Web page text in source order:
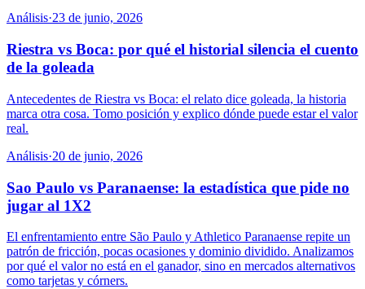
Análisis·23 de junio, 2026
Riestra vs Boca: por qué el historial silencia el cuento
de la goleada
Antecedentes de Riestra vs Boca: el relato dice goleada, la historia
marca otra cosa. Tomo posición y explico dónde puede estar el valor
real.
Análisis·20 de junio, 2026
Sao Paulo vs Paranaense: la estadística que pide no
jugar al 1X2
El enfrentamiento entre São Paulo y Athletico Paranaense repite un
patrón de fricción, pocas ocasiones y dominio dividido. Analizamos
por qué el valor no está en el ganador, sino en mercados alternativos
como tarjetas y córners.